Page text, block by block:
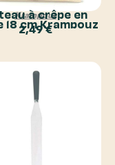
Krampouz
à crêpe en
18 cm Krampouz
2,49€